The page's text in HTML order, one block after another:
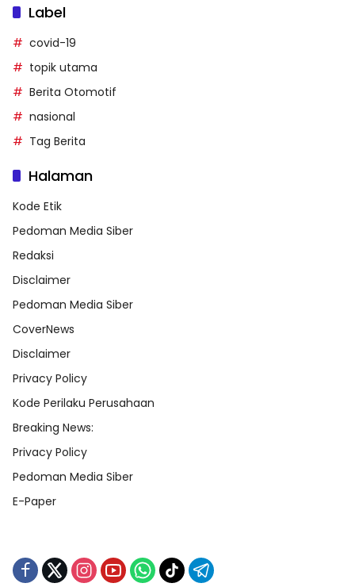
Label
covid-19
topik utama
Berita Otomotif
nasional
Tag Berita
Halaman
Kode Etik
Pedoman Media Siber
Redaksi
Disclaimer
Pedoman Media Siber
CoverNews
Disclaimer
Privacy Policy
Kode Perilaku Perusahaan
Breaking News:
Privacy Policy
Pedoman Media Siber
E-Paper